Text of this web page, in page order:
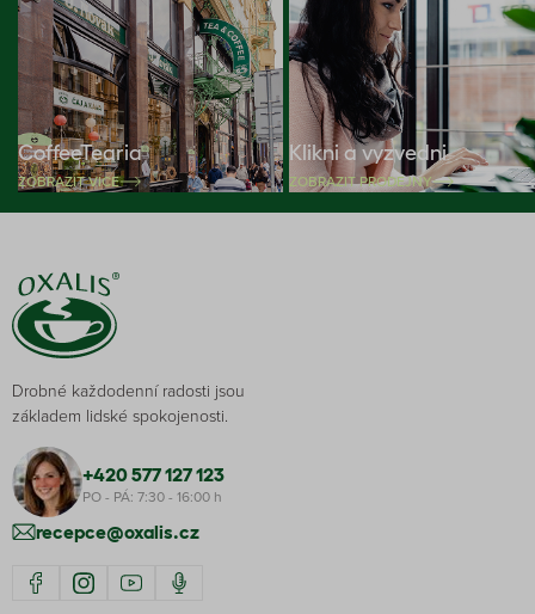
CoffeeTearia
ZOBRAZIT VÍCE
Klikni a vyzvedni
ZOBRAZIT PRODEJNY
Drobné každodenní radosti jsou
základem lidské spokojenosti.
+420 577 127 123
PO - PÁ: 7:30 - 16:00 h
recepce@oxalis.cz